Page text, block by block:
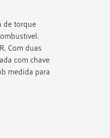
de torque
Com duas
com chave
medida para